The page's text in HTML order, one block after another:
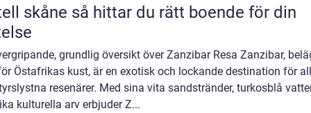
hittar du rätt boende för din
grundlig översikt över Zanzibar Resa Zanzibar,
Östafrikas kust, är en exotisk och lockande destination för
resenärer. Med sina vita sandstränder, turkosblå
kulturella arv erbjuder Z...